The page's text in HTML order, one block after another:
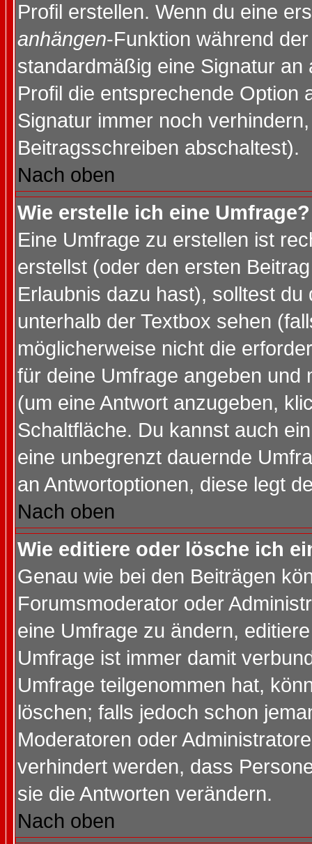
Profil erstellen. Wenn du eine
anhängen-Funktion während
standardmäßig eine Signatur
Profil die entsprechende Option
Signatur immer noch
Beitragsschreiben abschaltest).
Nach oben
Wie erstelle ich eine Umfrage?
Eine Umfrage zu erstellen ist
erstellst (oder den ersten
Erlaubnis dazu hast), solltest
unterhalb der Textbox sehen
möglicherweise nicht die
für deine Umfrage angeben und
(um eine Antwort anzugeben,
Schaltfläche. Du kannst auch
eine unbegrenzt dauernde
an Antwortoptionen, diese legt
Nach oben
Wie editiere oder lösche ich
Genau wie bei den Beiträgen
Forumsmoderator oder
eine Umfrage zu ändern,
Umfrage ist immer damit
Umfrage teilgenommen hat,
löschen; falls jedoch schon
Moderatoren oder
verhindert werden, dass
sie die Antworten verändern.
Nach oben